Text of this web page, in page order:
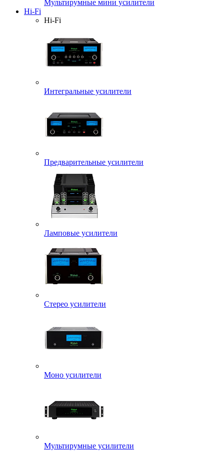
Мультирумные мини усилители
Hi-Fi
Hi-Fi
Интегральные усилители
Предварительные усилители
Ламповые усилители
Стерео усилители
Моно усилители
Мультирумные усилители